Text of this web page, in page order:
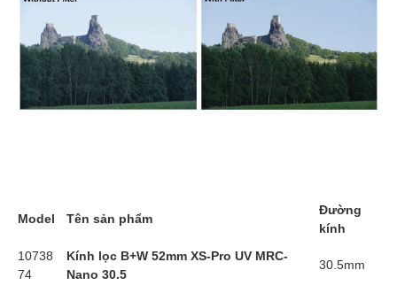
Model Tên sản phẩm
Đường
kính
10738
74
Kính lọc B+W 52mm XS-Pro UV MRC-
Nano 30.5
30.5mm